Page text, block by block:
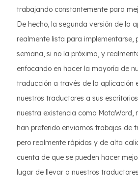
trabajando constantemente para
De hecho, la segunda versión de la
realmente lista para implementarse,
semana, si no la próxima, y
enfocando en hacer la mayoría de
traducción a través de la aplicación
nuestros traductores a sus
nuestra existencia como MotaWord,
han preferido enviarnos trabajos de
pero realmente rápidos y de alta
cuenta de que se pueden hacer
lugar de llevar a nuestros